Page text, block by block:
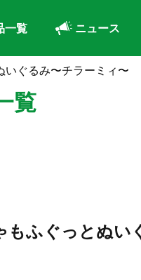
一覧 ニュース
ぐるみ〜チラーミィ〜
覧
ふぐっとぬい